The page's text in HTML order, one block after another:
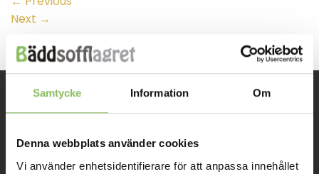
Samtycke Information Om
Denna webbplats använder cookies
Vi använder enhetsidentifierare för att anpassa innehållet
Next →
INFORMATION